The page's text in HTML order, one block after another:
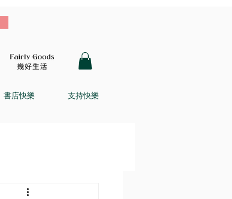
書店快樂 支持快樂